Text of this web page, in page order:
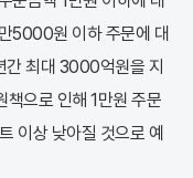
5000원 이하 주문에 대
간 최대 3000억원을 지
책으로 인해 1만원 주문
이상 낮아질 것으로 예